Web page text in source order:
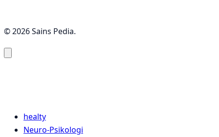
© 2026 Sains Pedia.
healty
Neuro-Psikologi